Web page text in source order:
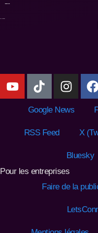
Google News
RSS Feed X
Bluesky
Pour les entreprises
Faire de la